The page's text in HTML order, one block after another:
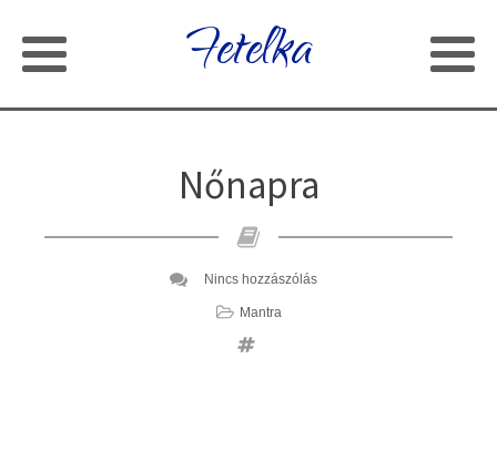
Fetelka
Nőnapra
Nincs hozzászólás
Mantra